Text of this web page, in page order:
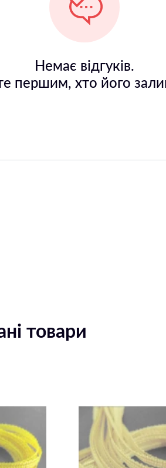
Немає відгуків.
першим, хто його
товари